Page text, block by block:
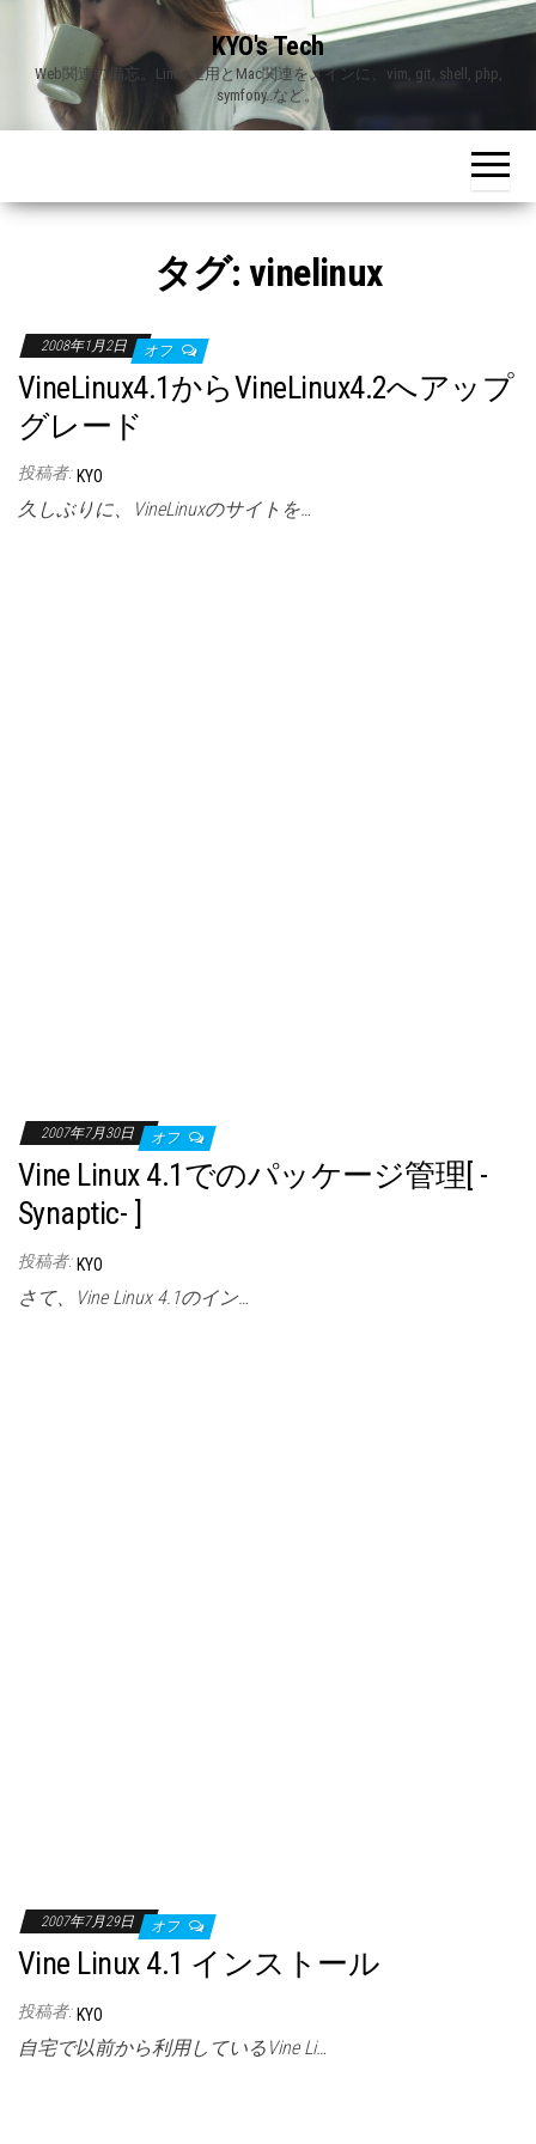
content
KYO's Tech
Web関連の備忘。Linux運用とMac関連をメインに、vim, git, shell, php,
symfony..など。
タグ:vinelinux
2008年1月2日 オフ
VineLinux4.1からVineLinux4.2へアップ
グレード
投稿者: KYO
久しぶりに、VineLinuxのサイトを…
2007年7月30日 オフ
Vine Linux 4.1でのパッケージ管理[ -
Synaptic- ]
投稿者: KYO
さて、Vine Linux 4.1のイン…
2007年7月29日 オフ
Vine Linux 4.1 インストール
投稿者: KYO
自宅で以前から利用しているVine Li…